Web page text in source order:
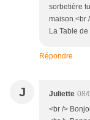
sorbetière
maison.<br
La Table
Répondre
J Juliette 08/
<br />